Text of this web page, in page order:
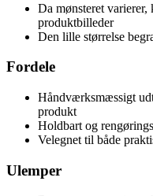
Da mønsteret
produktbilleder
Den lille størrelse
Fordele
Håndværksmæssigt
produkt
Holdbart og
Velegnet til både
Ulemper